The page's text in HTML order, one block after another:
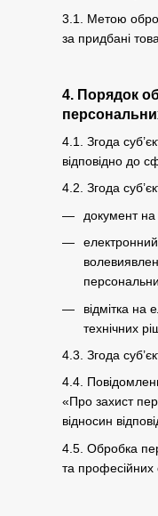
3.1. Метою
за придбані
4. Порядок
4.1. Згода
відповідно до
4.2. Згода
документ на
відмітка на
технічних
4.3. Згода
4.4.
«Про захист
відносин
4.5. Обробка
та професійних